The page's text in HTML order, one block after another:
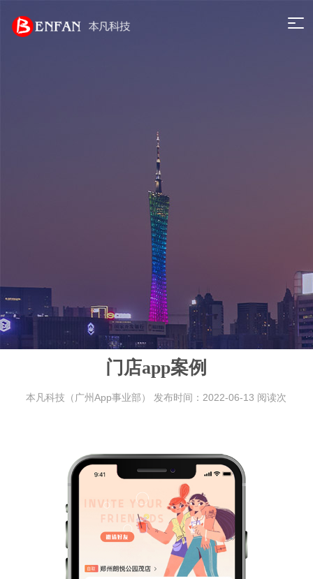
门店app案例
本凡科技（广州App事业部） 发布时间：2022-06-13 阅读次